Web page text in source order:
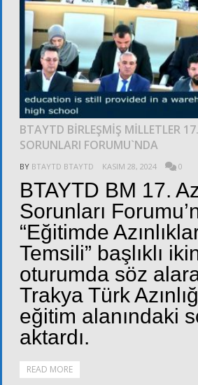
BTAYTD BİRLEŞMİŞ MİLLETLER
SORUNLARI FORUMU`NDA
BY BTAYTD BTAYTD KASIM 28, 2024 0
BTAYTD BM 17.
Sorunları
“Eğitimde
Temsili” başlıklı
oturumda söz
Trakya Türk
eğitim alanındaki
aktardı.
READ MORE